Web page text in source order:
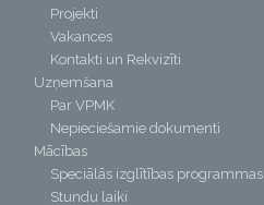
Projekti
Vakances
Kontakti un Rekvizīti
Uzņemšana
Par VPMK
Nepieciešamie dokumenti
Mācības
Speciālās izglītības programmas
Stundu laiki